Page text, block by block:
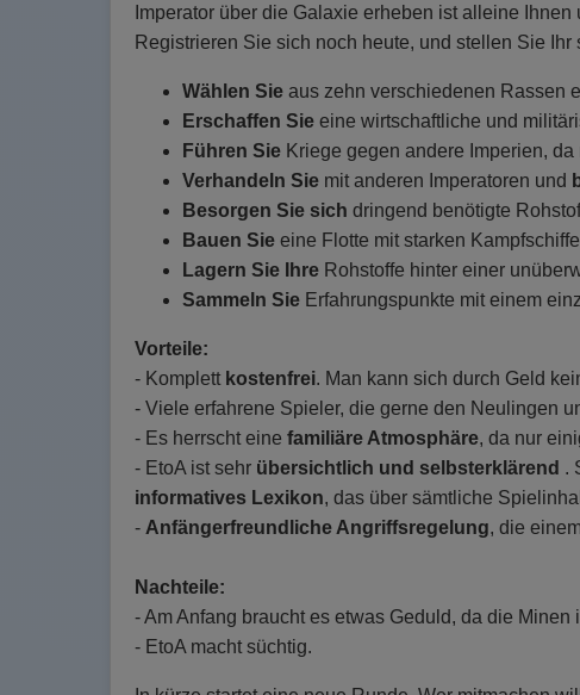
Imperator über die Galaxie erheben ist alleine
Registrieren Sie sich noch heute, und stellen Sie
Wählen Sie aus zehn verschiedenen Rassen
Erschaffen Sie eine wirtschaftliche und
Führen Sie Kriege gegen andere Imperien,
Verhandeln Sie mit anderen Imperatoren und
Besorgen Sie sich dringend benötigte
Bauen Sie eine Flotte mit starken
Lagern Sie Ihre Rohstoffe hinter einer
Sammeln Sie Erfahrungspunkte mit einem
Vorteile:
- Komplett kostenfrei. Man kann sich durch Geld
- Viele erfahrene Spieler, die gerne den Neulingen
- Es herrscht eine familiäre Atmosphäre, da nur
- EtoA ist sehr übersichtlich und selbsterklärend .
informatives Lexikon, das über sämtliche
- Anfängerfreundliche Angriffsregelung, die
Nachteile:
- Am Anfang braucht es etwas Geduld, da die
- EtoA macht süchtig.